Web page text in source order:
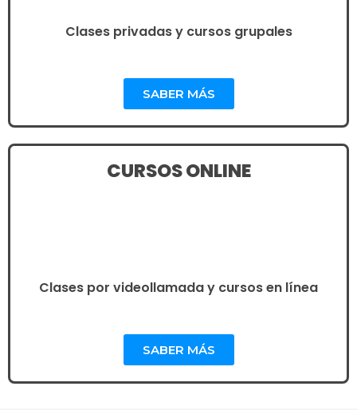
Clases privadas y cursos grupales
SABER MÁS
CURSOS ONLINE
Clases por videollamada y cursos en línea
SABER MÁS